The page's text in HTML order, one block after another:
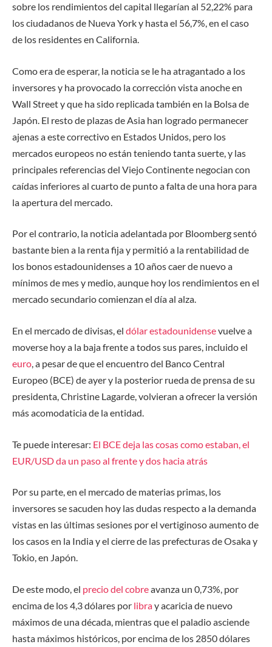
sobre los rendimientos del capital llegarían al 52,22% para
los ciudadanos de Nueva York y hasta el 56,7%, en el caso
de los residentes en California.
Como era de esperar, la noticia se le ha atragantado a los
inversores y ha provocado la corrección vista anoche en
Wall Street y que ha sido replicada también en la Bolsa de
Japón. El resto de plazas de Asia han logrado permanecer
ajenas a este correctivo en Estados Unidos, pero los
mercados europeos no están teniendo tanta suerte, y las
principales referencias del Viejo Continente negocian con
caídas inferiores al cuarto de punto a falta de una hora para
la apertura del mercado.
Por el contrario, la noticia adelantada por Bloomberg sentó
bastante bien a la renta fija y permitió a la rentabilidad de
los bonos estadounidenses a 10 años caer de nuevo a
mínimos de mes y medio, aunque hoy los rendimientos en el
mercado secundario comienzan el día al alza.
En el mercado de divisas, el dólar estadounidensevuelve a
moverse hoy a la baja frente a todos sus pares, incluido el
euro, a pesar de que el encuentro del Banco Central
Europeo (BCE) de ayer y la posterior rueda de prensa de su
presidenta, Christine Lagarde, volvieran a ofrecer la versión
más acomodaticia de la entidad.
Te puede interesar: El BCE deja las cosas como estaban, el
EUR/USD da un paso al frente y dos hacia atrás
Por su parte, en el mercado de materias primas, los
inversores se sacuden hoy las dudas respecto a la demanda
vistas en las últimas sesiones por el vertiginoso aumento de
los casos en la India y el cierre de las prefecturas de Osaka y
Tokio, en Japón.
De este modo, el precio del cobreavanza un 0,73%, por
encima de los 4,3 dólares por libray acaricia de nuevo
máximos de una década, mientras que el paladio asciende
hasta máximos históricos, por encima de los 2850 dólares